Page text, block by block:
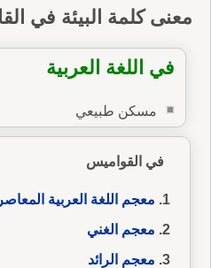
معنى كلمة البيئة في
في اللغة العربية
مسكن طبيعي
في القواميس
معجم اللغة العربية
معجم الغني
معجم الرائد